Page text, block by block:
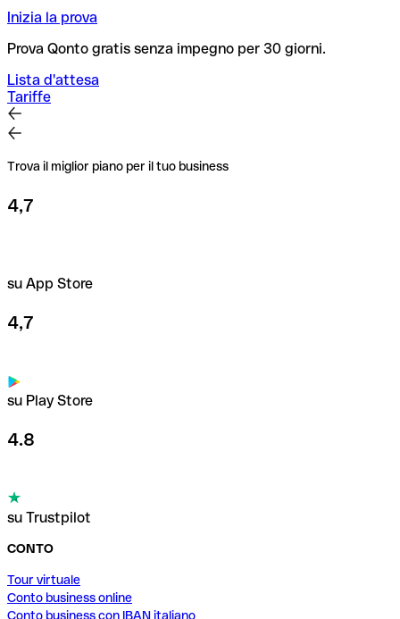
Inizia la prova
Prova Qonto gratis senza impegno per 30 giorni.
Lista d'attesa
Tariffe
Trova il miglior piano per il tuo business
4,7
su App Store
4,7
su Play Store
4.8
su Trustpilot
CONTO
Tour virtuale
Conto business online
Conto business con IBAN italiano